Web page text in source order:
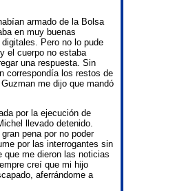
armado de la Bolsa
en muy buenas
Pero no lo pude
el cuerpo no estaba
una respuesta. Sin
correspondía los restos de
me dijo que mandó
por la ejecución de
llevado detenido.
pena por no poder
por las interrogantes sin
que me dieron las noticias
creí que mi hijo
aferrándome a